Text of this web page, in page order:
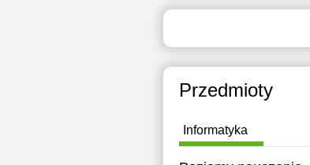
Przedmioty
Informatyka
dostępnych